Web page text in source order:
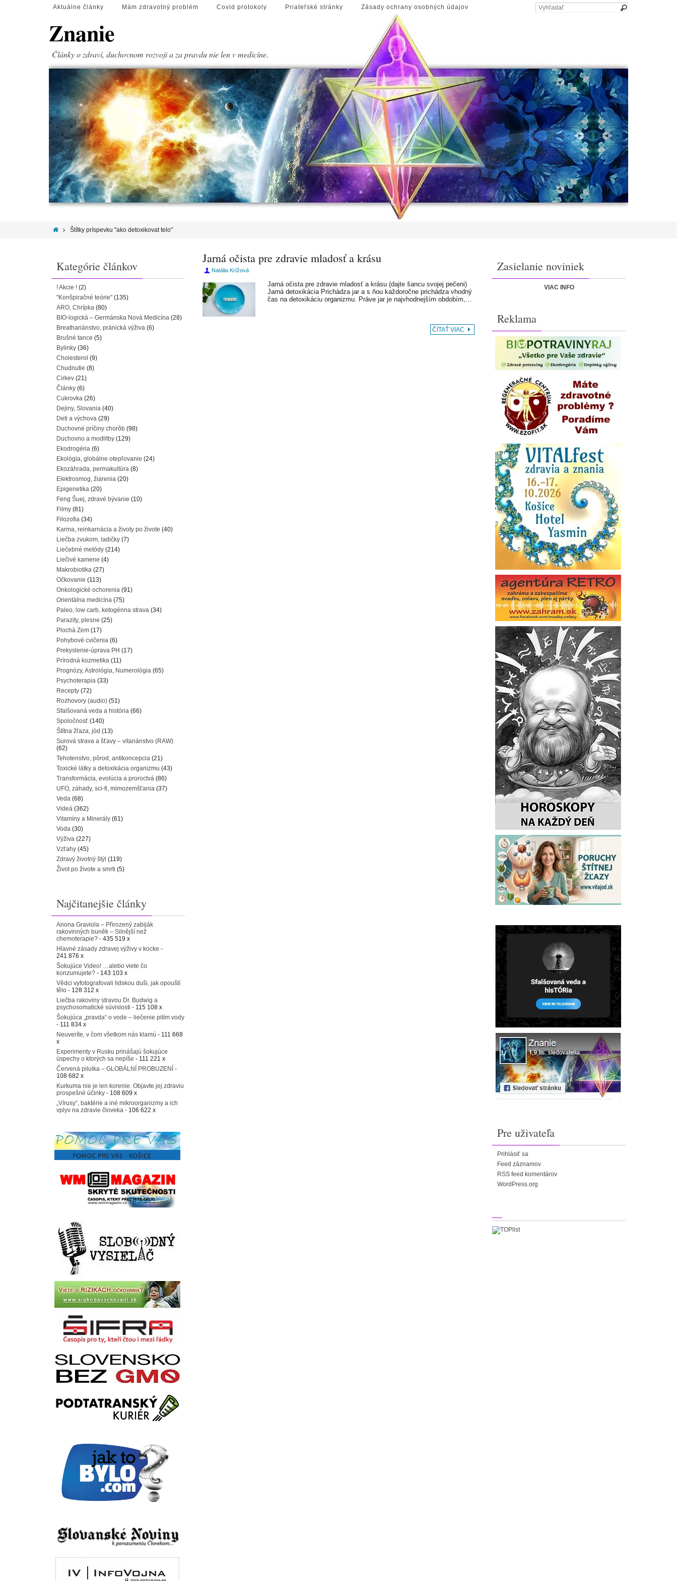
Aktuálne články Mám zdravotný problém Covid protokoly Priateľské stránky Zásady ochrany osobných údajov
Znanie
Články o zdraví, duchovnom rozvoji a za pravdu nie len v medicíne.
Štítky príspevku "ako detoxikovat telo"
Jarná očista pre zdravie mladosť a krásu
Natália Krížová
Jarná očista pre zdravie mladosť a krásu (dajte šancu svojej pečeni)
Jarná detoxikácia Prichádza jar a s ňou každoročne prichádza vhodný
čas na detoxikáciu organizmu. Práve jar je najvhodnejším obdobím,…
ČÍTAŤ VIAC
Kategórie článkov
! Akcie ! (2)
"Konšpiračné teórie" (135)
ARO, Chrípka (80)
BIO-logická – Germánska Nová Medicína (28)
Breathariánstvo, pránická výživa (6)
Brušné tance (5)
Bylinky (36)
Cholesterol (9)
Chudnutie (8)
Cirkev (21)
Články (6)
Cukrovka (26)
Dejiny, Slovania (40)
Deti a výchova (29)
Duchovné príčiny chorôb (98)
Duchovno a modlitby (129)
Ekodrogéria (6)
Ekológia, globálne otepľovanie (24)
Ekozáhrada, permakultúra (8)
Elektrosmog, žiarenia (20)
Epigenetika (20)
Feng Šuej, zdravé bývanie (10)
Filmy (81)
Filozofia (34)
Karma, reinkarnácia a životy po živote (40)
Liečba zvukom, ladičky (7)
Liečebné metódy (214)
Liečivé kamene (4)
Makrobiotika (27)
Očkovanie (113)
Onkologické ochorenia (91)
Orientálna medicína (75)
Paleo, low carb, ketogénna strava (34)
Parazity, plesne (25)
Plochá Zem (17)
Pohybové cvičenia (6)
Prekyslenie-úprava PH (17)
Prírodná kozmetika (11)
Prognózy, Astrológia, Numerológia (65)
Psychoterapia (33)
Recepty (72)
Rozhovory (audio) (51)
Sfalšovaná veda a história (66)
Spoločnosť (140)
Štítna žľaza, jód (13)
Surová strava a šťavy – vitariánstvo (RAW)
(62)
Tehotenstvo, pôrod, antikoncepcia (21)
Toxické látky a detoxikácia organizmu (43)
Transformácia, evolúcia a proroctvá (86)
UFO, záhady, sci-fi, mimozemšťania (37)
Veda (68)
Videá (362)
Vitamíny a Minerály (61)
Voda (30)
Výživa (227)
Vzťahy (45)
Zdravý životný štýl (119)
Život po živote a smrti (5)
Najčitanejšie články
Anona Graviola – Přirozený zabiják
rakovinných buněk – Silnější než
chemoterapie? - 435 519 x
Hlavné zásady zdravej výživy v kocke -
241 876 x
Šokujúce Video! …alebo viete čo
konzumujete? - 143 103 x
Vědci vyfotografovali lidskou duši, jak opouští
tělo - 128 312 x
Liečba rakoviny stravou Dr. Budwig a
psychosomatické súvislosti - 115 108 x
Šokujúca „pravda“ o vode – liečenie pitím vody
- 111 834 x
Neuveríte, v čom všetkom nás klamú - 111 668
x
Experimenty v Rusku prinášajú šokujúce
úspechy o ktorých sa nepíše - 111 221 x
Červená pilulka – GLOBÁLNÍ PROBUZENÍ -
108 682 x
Kurkuma nie je len korenie. Objavte jej zdraviu
prospešné účinky - 108 609 x
„Vírusy“, baktérie a iné mikroorganizmy a ich
vplyv na zdravie človeka - 106 622 x
Zasielanie noviniek
VIAC INFO
Reklama
Pre uživateľa
Prihlásiť sa
Feed záznamov
RSS feed komentárov
WordPress.org